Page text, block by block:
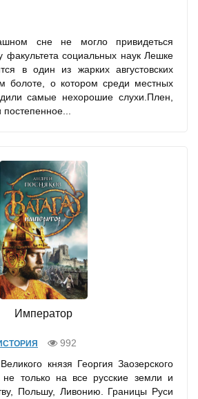
сне не могло привидеться
факультета социальных наук Лешке
в один из жарких августовских
болоте, о котором среди местных
самые нехорошие слухи.Плен,
Император
992
князя Георгия Заозерского
не только на все русские земли и
Польшу, Ливонию. Границы Руси